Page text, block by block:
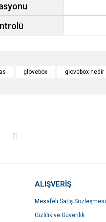
glovebox glovebox nedir
ALIŞVERİŞ
Mesafeli Satış Sözleşmesi
Gizlilik ve Güvenlik